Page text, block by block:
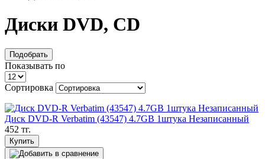
Диски DVD, CD
Подобрать
Показывать по
Сортировка
Диск DVD-R Verbatim (43547) 4.7GB 1штука Незаписанный
452 тг.
Купить